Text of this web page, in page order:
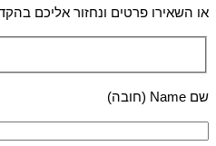
או השאירו פרטים ונחזור אליכם
שם Name (חובה)